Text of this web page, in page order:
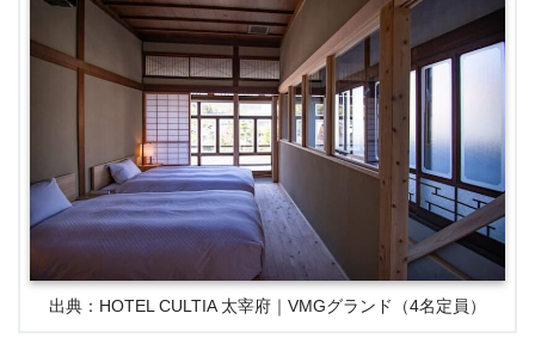
出典：HOTEL CULTIA 太宰府｜VMGグランド（4名定員）